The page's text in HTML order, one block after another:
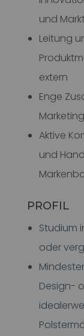
und
Leitung
extern
Enge
Aktive
und
PROFIL
Studium
oder
Design-